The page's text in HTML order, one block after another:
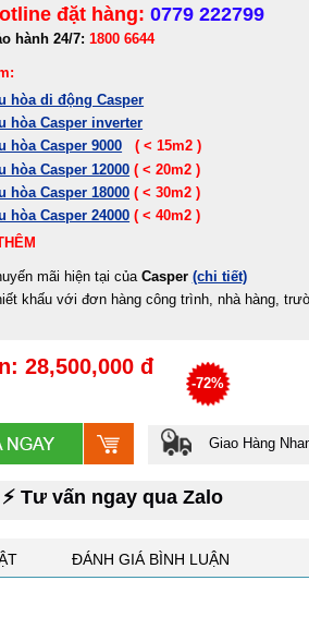
đặt hàng: 0779 222799
hành 24/7: 1800 6644
hòa di động Casper
hòa Casper inverter
hòa Casper 9000
( < 15m2 )
hòa Casper 12000 ( < 20m2 )
hòa Casper 18000 ( < 30m2 )
hòa Casper 24000 ( < 40m2 )
mãi hiện tại của Casper (chi tiết)
khấu với đơn hàng công trình, nhà hàng,
28,500,000 đ
-72%
Giao Hàng
⚡ Tư vấn ngay qua Zalo
ĐÁNH GIÁ BÌNH LUẬN